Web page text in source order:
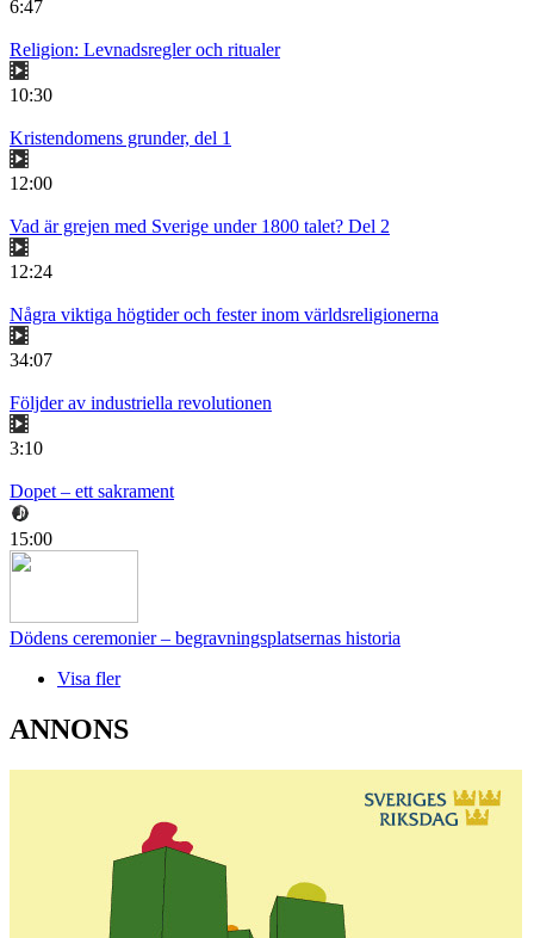
6:47
Religion: Levnadsregler och ritualer
10:30
Kristendomens grunder, del 1
12:00
Vad är grejen med Sverige under 1800 talet? Del 2
12:24
Några viktiga högtider och fester inom världsreligionerna
34:07
Följder av industriella revolutionen
3:10
Dopet – ett sakrament
15:00
Dödens ceremonier – begravningsplatsernas historia
Visa fler
ANNONS